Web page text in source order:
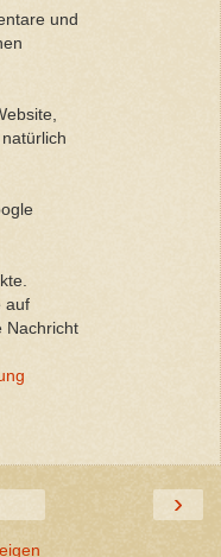
und
auf
Nachricht
›